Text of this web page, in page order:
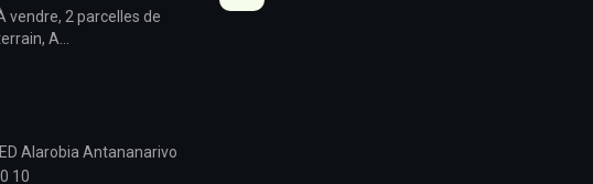
vendre, 2 parcelles de
A...
Alarobia Antananarivo
10